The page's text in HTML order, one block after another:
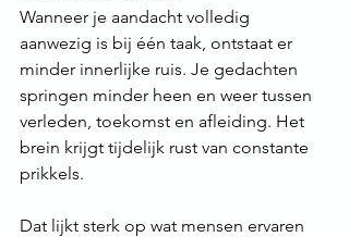
Wanneer je aandacht volledig
aanwezig is bij één taak, ontstaat er
minder innerlijke ruis. Je gedachten
springen minder heen en weer tussen
verleden, toekomst en afleiding. Het
brein krijgt tijdelijk rust van constante
prikkels.
Dat lijkt sterk op wat mensen ervaren